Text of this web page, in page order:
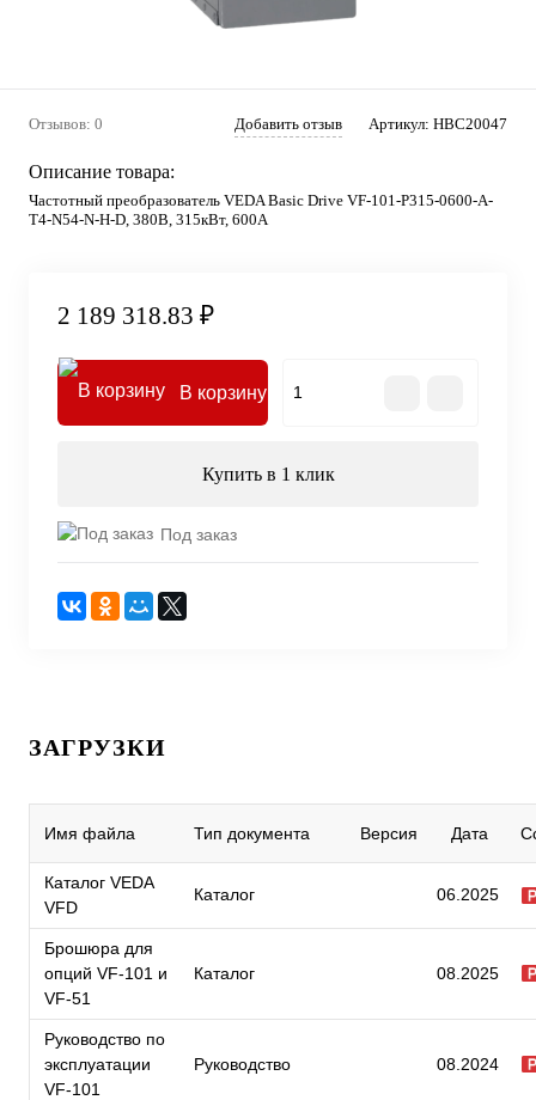
Отзывов: 0 Добавить отзыв Артикул: HBC20047
Описание товара:
Частотный преобразователь VEDA Basic Drive VF-101-P315-0600-A-
T4-N54-N-H-D, 380В, 315кВт, 600А
2 189 318.83 ₽
В корзину
Купить в 1 клик
Под заказ
ЗАГРУЗКИ
Имя файла Тип документа Версия Дата
Каталог VEDA
VFD
Каталог 06.2025
Брошюра для
опций VF-101 и
VF-51
Каталог 08.2025
Руководство по
эксплуатации
VF-101
Руководство 08.2024